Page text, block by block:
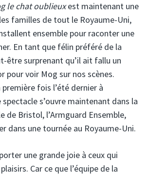
le chat oublieuxest maintenant une
familles de tout le Royaume-Uni,
ensemble pour raconter une
En tant que félin préféré de la
être surprenant qu’il ait fallu un
pour voir Mog sur nos scènes.
fois l’été dernier à
s’ouvre maintenant dans la
de Bristol, l’Armguard Ensemble,
dans une tournée au Royaume-Uni.
une grande joie à ceux qui
Car ce que l’équipe de la